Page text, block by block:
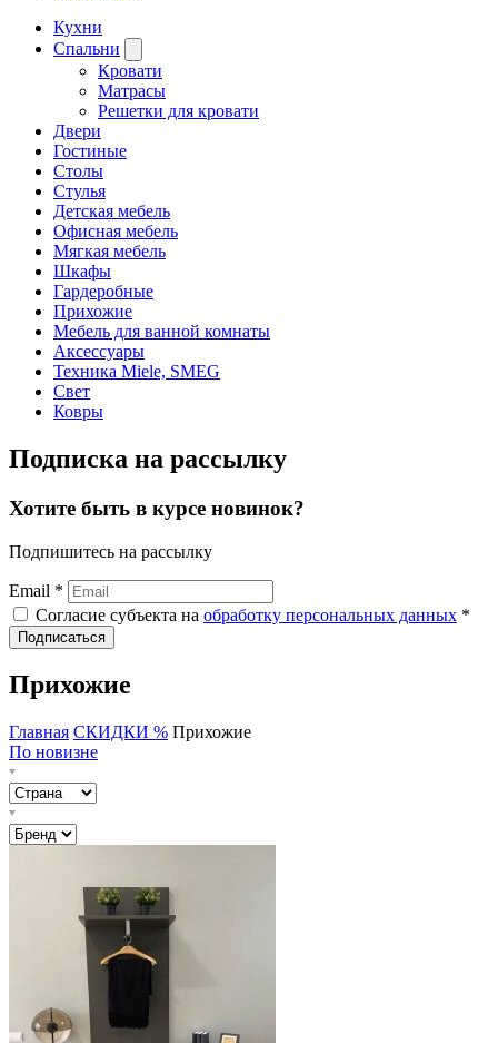
Кухни
Спальни
Кровати
Матрасы
Решетки для кровати
Двери
Гостиные
Столы
Стулья
Детская мебель
Офисная мебель
Мягкая мебель
Шкафы
Гардеробные
Прихожие
Мебель для ванной комнаты
Аксессуары
Техника Miele, SMEG
Свет
Ковры
Подписка на рассылку
Хотите быть в курсе новинок?
Подпишитесь на рассылку
Email *
Согласие субъекта на обработку персональных данных *
Подписаться
Прихожие
Главная СКИДКИ % Прихожие
По новизне